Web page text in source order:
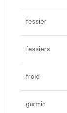
fessier
fessiers
froid
garmin